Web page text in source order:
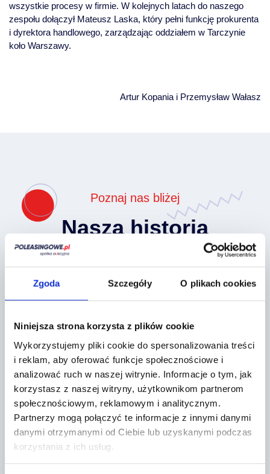
Zgoda Szczegóły O plikach cookies
Niniejsza strona korzysta z plików cookie
Wykorzystujemy pliki cookie do spersonalizowania treści
i reklam, aby oferować funkcje społecznościowe i
analizować ruch w naszej witrynie. Informacje o tym, jak
korzystasz z naszej witryny, użytkownikom partnerom
społecznościowym, reklamowym i analitycznym.
Partnerzy mogą połączyć te informacje z innymi danymi
danymi otrzymanymi od Ciebie lub uzyskanymi podczas
korzystania z ich usług.
wszystkie procesy w firmie. W kolejnych latach do naszego
zespołu dołączył Mateusz Laska, który pełni funkcję prokurenta
i dyrektora handlowego, zarządzając oddziałem w Tarczynie
koło Warszawy.
Artur Kopania i Przemysław Wałasz
Poznaj nas bliżej
Nasza historia
Przemianowaliśmy się na Poleasingowe.pl,
co było kolejnym krokiem w naszej drodze